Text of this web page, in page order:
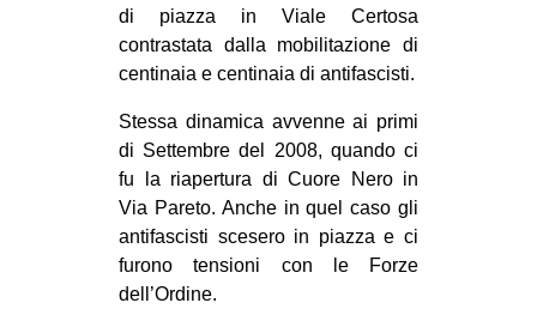
di piazza in Viale Certosa
contrastata dalla mobilitazione di
centinaia e centinaia di antifascisti.
Stessa dinamica avvenne ai primi
di Settembre del 2008, quando ci
fu la riapertura di Cuore Nero in
Via Pareto. Anche in quel caso gli
antifascisti scesero in piazza e ci
furono tensioni con le Forze
dell’Ordine.